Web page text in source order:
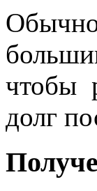
чтобы
долг